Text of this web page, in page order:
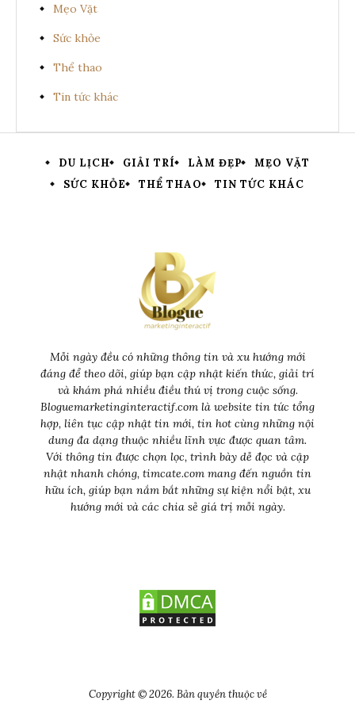
Mẹo Vặt
Sức khỏe
Thể thao
Tin tức khác
DU LỊCH GIẢI TRÍ LÀM ĐẸP
MẸO VẶT
SỨC KHỎE
THỂ THAO TIN TỨC KHÁC
Mỗi ngày đều có những thông tin và xu hướng mới
đáng để theo dõi, giúp bạn cập nhật kiến thức, giải trí
và khám phá nhiều điều thú vị trong cuộc sống.
Bloguemarketinginteractif.com là website tin tức tổng
hợp, liên tục cập nhật tin mới, tin hot cùng những nội
dung đa dạng thuộc nhiều lĩnh vực được quan tâm.
Với thông tin được chọn lọc, trình bày dễ đọc và cập
nhật nhanh chóng, timcate.com mang đến nguồn tin
hữu ích, giúp bạn nắm bắt những sự kiện nổi bật, xu
hướng mới và các chia sẻ giá trị mỗi ngày.
Copyright © 2026. Bản quyền thuộc về